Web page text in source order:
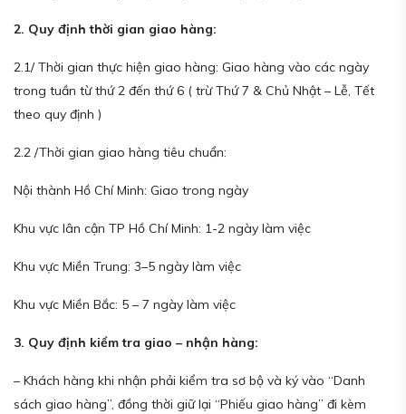
2. Quy định thời gian giao hàng:
2.1/ Thời gian thực hiện giao hàng: Giao hàng vào các ngày
trong tuần từ thứ 2 đến thứ 6 ( trừ Thứ 7 & Chủ Nhật – Lễ, Tết
theo quy định )
2.2 /Thời gian giao hàng tiêu chuẩn:
Nội thành Hồ Chí Minh: Giao trong ngày
Khu vực lân cận TP Hồ Chí Minh: 1-2 ngày làm việc
Khu vực Miền Trung: 3–5 ngày làm việc
Khu vực Miền Bắc: 5 – 7 ngày làm việc
3. Quy định kiểm tra giao – nhận hàng:
– Khách hàng khi nhận phải kiểm tra sơ bộ và ký vào “Danh
sách giao hàng”, đồng thời giữ lại “Phiếu giao hàng” đi kèm